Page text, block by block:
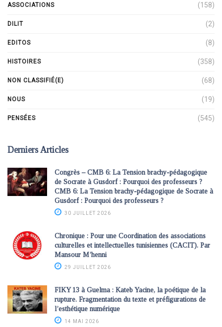
ASSOCIATIONS (158)
DILIT (2)
EDITOS (8)
HISTOIRES (358)
NON CLASSIFIÉ(E) (68)
NOUS (19)
PENSÉES (545)
Derniers Articles
Congrès – CMB 6: La Tension brachy-pédagogique
de Socrate à Gusdorf : Pourquoi des professeurs ?
CMB 6: La Tension brachy-pédagogique de Socrate à
Gusdorf : Pourquoi des professeurs ?
30 JUILLET 2026
Chronique : Pour une Coordination des associations
culturelles et intellectuelles tunisiennes (CACIT). Par
Mansour M’henni
29 JUILLET 2026
FIKY 13 à Guelma : Kateb Yacine, la poétique de la
rupture. Fragmentation du texte et préfigurations de
l’esthétique numérique
14 MAI 2026